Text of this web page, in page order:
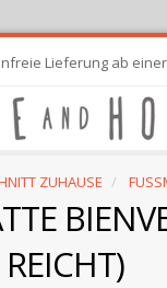
Lieferung ab
ZUHAUSE